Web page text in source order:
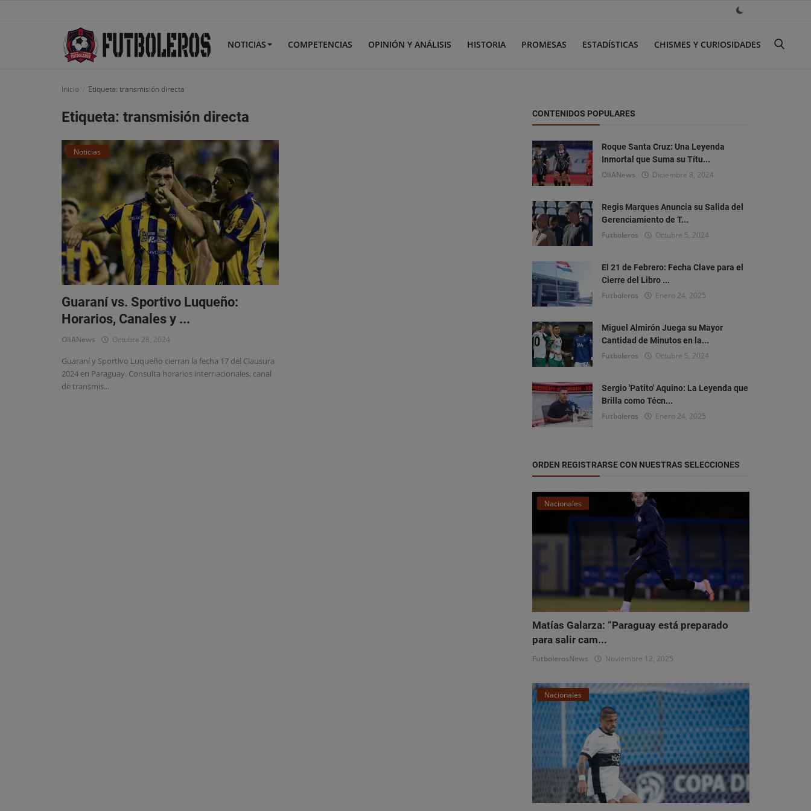
NOTICIAS COMPETENCIAS OPINIÓN Y ANÁLISIS HISTORIA PROMESAS ESTADÍSTICAS CHISMES Y CURIOSIDADES
Competencias
Opinión y Análisis
Chismes y Curiosidades
Inicio Etiqueta: transmisión directa
Etiqueta: transmisión directa
Noticias
Guaraní vs. Sportivo Luqueño:
Horarios, Canales y ...
OlIANews Octubre 28, 2024
Guaraní y Sportivo Luqueño cierran la fecha 17 del Clausura
2024 en Paraguay. Consulta horarios internacionales, canal
de transmis...
CONTENIDOS POPULARES
Roque Santa Cruz: Una Leyenda
Inmortal que Suma su Títu...
OlIANews Diciembre 8, 2024
Regis Marques Anuncia su Salida del
Gerenciamiento de T...
Futboleros Octubre 5, 2024
El 21 de Febrero: Fecha Clave para el
Cierre del Libro ...
Futboleros Enero 24, 2025
Miguel Almirón Juega su Mayor
Cantidad de Minutos en la...
Futboleros Octubre 5, 2024
Sergio 'Patito' Aquino: La Leyenda que
Brilla como Técn...
Futboleros Enero 24, 2025
ORDEN REGISTRARSE CON NUESTRAS SELECCIONES
Nacionales
Matías Galarza: “Paraguay está preparado
para salir cam...
FutbolerosNews Noviembre 12, 2025
Nacionales